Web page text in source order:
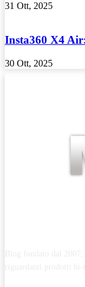
31 Ott, 2025
Insta360 X4
30 Ott, 2025